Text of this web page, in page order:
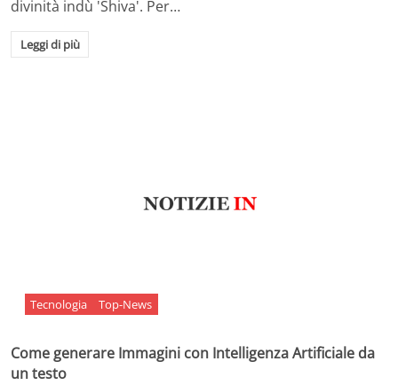
divinità indù 'Shiva'. Per…
Leggi di più
Tecnologia Top-News
Come generare Immagini con Intelligenza Artificiale da
un testo